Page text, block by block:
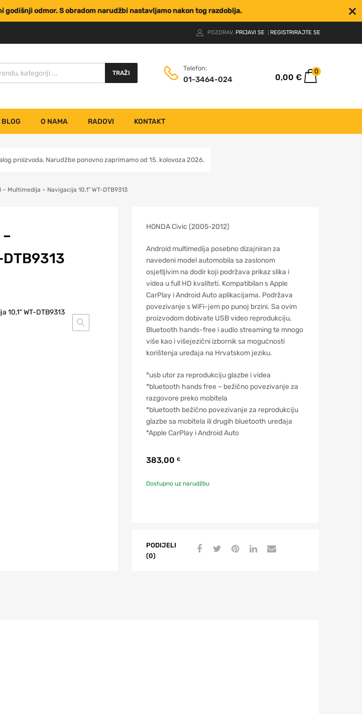
godišnji odmor. S obradom narudžbi nastavljamo nakon tog razdoblja.
POZDRAV. PRIJAVI SE REGISTRIRAJTE SE
TRAŽI
Telefon:
01-3464-024 0,00 €
0
BLOG O NAMA RADOVI KONTAKT
proizvoda. Narudžbe ponovno zaprimamo od 15. kolovoza 2026.
Multimedija – Navigacija 10,1″ WT-DTB9313
DTB9313
HONDA Civic (2005-2012)
Android multimedija posebno dizajniran za
navedeni model automobila sa zaslonom
osjetljivim na dodir koji podržava prikaz slika i
videa u full HD kvaliteti. Kompatibilan s Apple
CarPlay i Android Auto aplikacijama. Podržava
povezivanje s WiFi-jem po punoj brzini. Sa ovim
proizvodom dobivate USB video reprodukciju,
Bluetooth hands-free i audio streaming te mnogo
više kao i višejezični izbornik sa mogućnosti
korištenja uređaja na Hrvatskom jeziku.
*usb utor za reprodukciju glazbe i videa
*bluetooth hands free – bežično povezivanje za
razgovore preko mobitela
*bluetooth bežično povezivanje za reprodukciju
glazbe sa mobitela ili drugih bluetooth uređaja
*Apple CarPlay i Android Auto
383,00 €
Dostupno uz narudžbu
PODIJELI
(0)